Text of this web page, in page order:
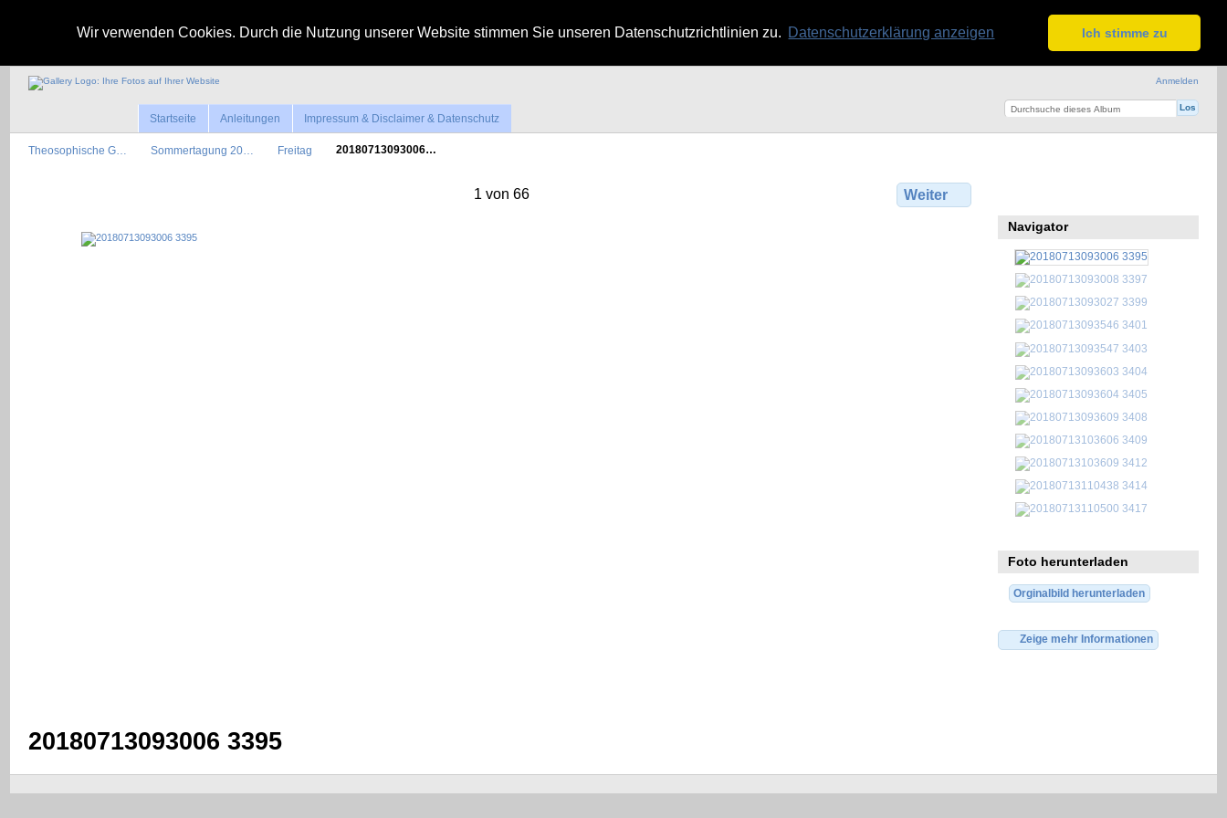
Wir verwenden Cookies. Durch die Nutzung unserer Website stimmen Sie unseren Datenschutzrichtlinien zu. Datenschutzerklärung anzeigen Ich stimme zu
Anmelden
Startseite Anleitungen Impressum & Disclaimer & Datenschutz
Theosophische G… Sommertagung 20… Freitag 20180713093006…
1 von 66 Weiter
20180713093006 3395
Navigator
Foto herunterladen
Orginalbild herunterladen
Zeige mehr Informationen